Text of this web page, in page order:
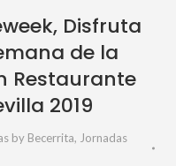
Disfruta
de la
Restaurante
2019
by Becerrita, Jornadas